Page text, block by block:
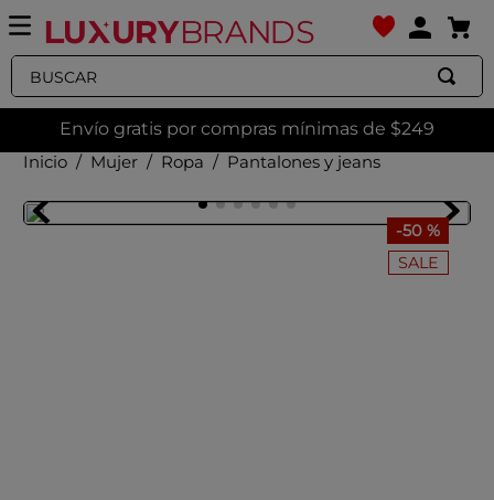
Buscar
Envío gratis por compras mínimas de $249
Mujer
Ropa Pantalones y jeans
-50 %
SALE